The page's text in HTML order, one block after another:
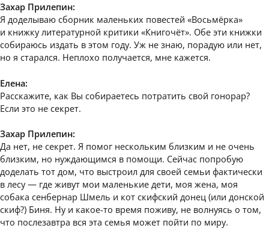
Захар Прилепин:
Я доделываю сборник маленьких повестей «Восьмёрка»
и книжку литературной критики «Книгочёт». Обе эти книжки
собираюсь издать в этом году. Уж не знаю, порадую или нет,
но я старался. Неплохо получается, мне кажется.
Елена:
Расскажите, как Вы собираетесь потратить свой гонорар?
Если это не секрет.
Захар Прилепин:
Да нет, не секрет. Я помог нескольким близким и не очень
близким, но нуждающимся в помощи. Сейчас попробую
доделать тот дом, что выстроил для своей семьи фактически
в лесу — где живут мои маленькие дети, моя жена, моя
собака сенбернар Шмель и кот скифский донец (или донской
скиф?) Биня. Ну и какое-то время поживу, не волнуясь о том,
что послезавтра вся эта семья может пойти по миру.